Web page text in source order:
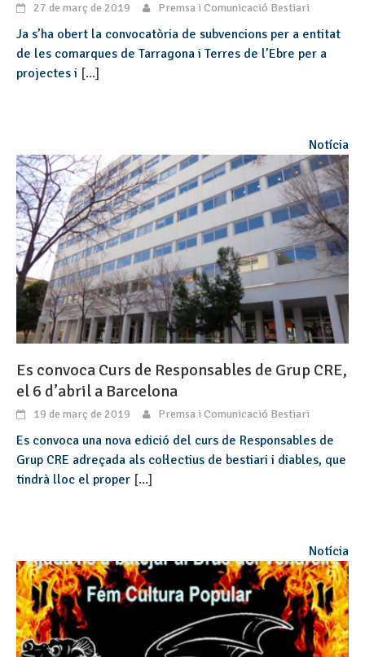
27 de març de 2019 Premsa i Comunicació Bestiari
Ja s’ha obert la convocatòria de subvencions per a entitat
de les comarques de Tarragona i Terres de l’Ebre per a
projectes i [...]
Notícia
Es convoca Curs de Responsables de Grup CRE,
el 6 d’abril a Barcelona
19 de març de 2019 Premsa i Comunicació Bestiari
Es convoca una nova edició del curs de Responsables de
Grup CRE adreçada als col·lectius de bestiari i diables, que
tindrà lloc el proper [...]
Notícia